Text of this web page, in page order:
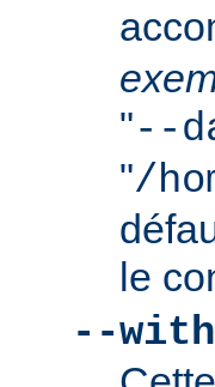
"--
"/
le
--